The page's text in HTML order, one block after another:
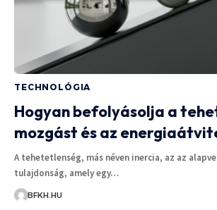
TECHNOLÓGIA
Hogyan befolyásolja a
mozgást és az
A tehetetlenség, más néven inercia, az az
tulajdonság, amely egy…
BFKH.HU